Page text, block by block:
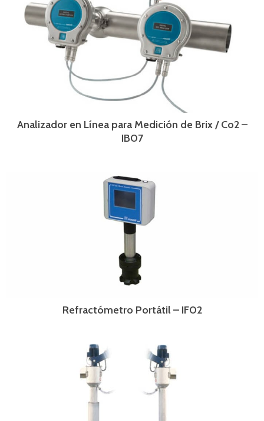
Analizador en Línea para Medición de Brix / Co2 –
IB07
Refractómetro Portátil – IF02